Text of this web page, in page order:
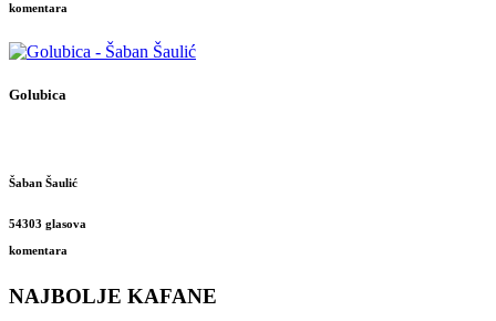
komentara
Golubica
Šaban Šaulić
54303 glasova
komentara
NAJBOLJE KAFANE